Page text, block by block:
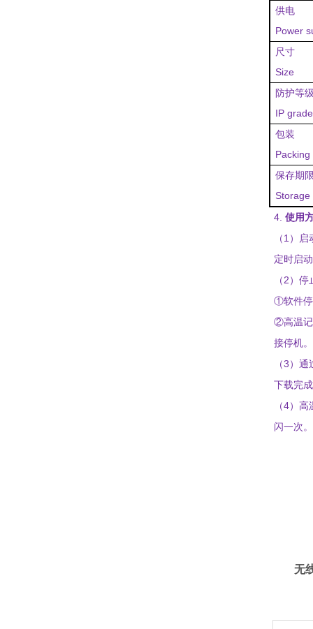
供电
Power
尺寸
Size
防护等
IP grade
包装
Packing
保存期
Storage
4. 使用
（ 1 ）启
定时启
（ 2 ）停
①软件
②高温
接停机。
（3 ） 通
下载完
（4） 高
闪一次。
无